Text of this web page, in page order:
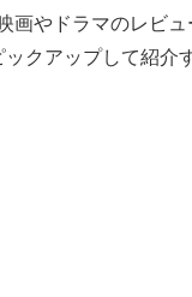
画やドラマのレビ
クアップして紹介